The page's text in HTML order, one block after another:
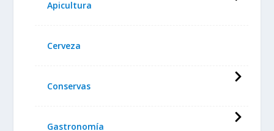
Apicultura
Cerveza
Conservas
Gastronomía